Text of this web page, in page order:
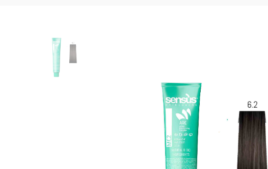
Окисник
Маска тонуюча для волосся
Камуфляж для волосся
Олії для волосся
Спрей для волосся
Ампули для волосся
▼Показати ще
Догляд за шкірою